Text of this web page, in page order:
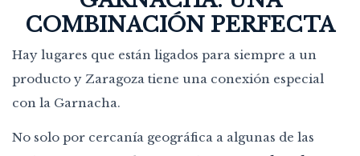
COMBINACIÓN PERFECTA
Hay lugares que están ligados para siempre a un
producto y Zaragoza tiene una conexión especial
con la Garnacha.
No solo por cercanía geográfica a algunas de las